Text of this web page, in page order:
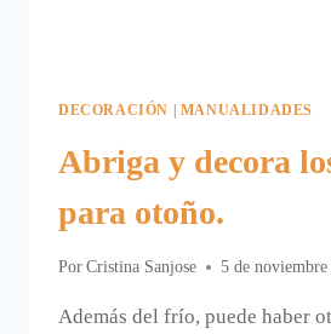
DECORACIÓN | MANUALIDADES
Abriga y decora
para otoño.
Por Cristina Sanjose 5 de noviembre
Además del frío, puede haber